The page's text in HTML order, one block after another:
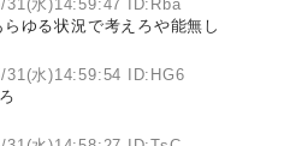
31(水)14:59:47 ID:Rba
ゆる状況で考えろや能無し
31(水)14:59:54 ID:HG6